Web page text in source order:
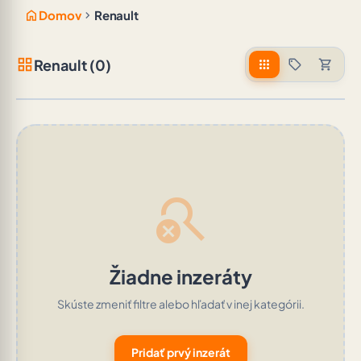
home Domov chevron_right Renault
grid_viewRenault (0) apps sell shopping_cart
search_off
Žiadne inzeráty
Skúste zmeniť filtre alebo hľadať v inej kategórii.
Pridať prvý inzerát